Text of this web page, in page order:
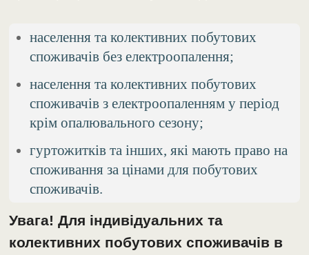
населення та колективних побутових
споживачів без електроопалення;
населення та колективних побутових
споживачів з електроопаленням у період
крім опалювального сезону;
гуртожитків та інших, які мають право на
споживання за цінами для побутових
споживачів.
Увага! Для індивідуальних та
колективних побутових споживачів в